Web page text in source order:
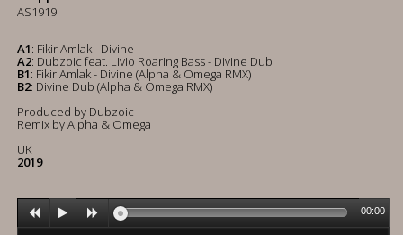
AS1919
A1: Fikir Amlak - Divine
A2: Dubzoic feat. Livio Roaring Bass - Divine Dub
B1: Fikir Amlak - Divine (Alpha & Omega RMX)
B2: Divine Dub (Alpha & Omega RMX)
Produced by Dubzoic
Remix by Alpha & Omega
UK
2019
00:00